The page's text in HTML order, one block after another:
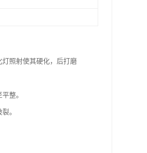
照射使其硬化，后打磨
整。
。